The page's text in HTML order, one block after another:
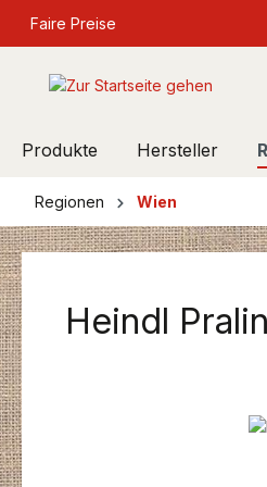
Zur Hauptnavigation
Faire Preise
Produkte Hersteller
Regionen Wien
Heindl
Bildergalerie überspringen